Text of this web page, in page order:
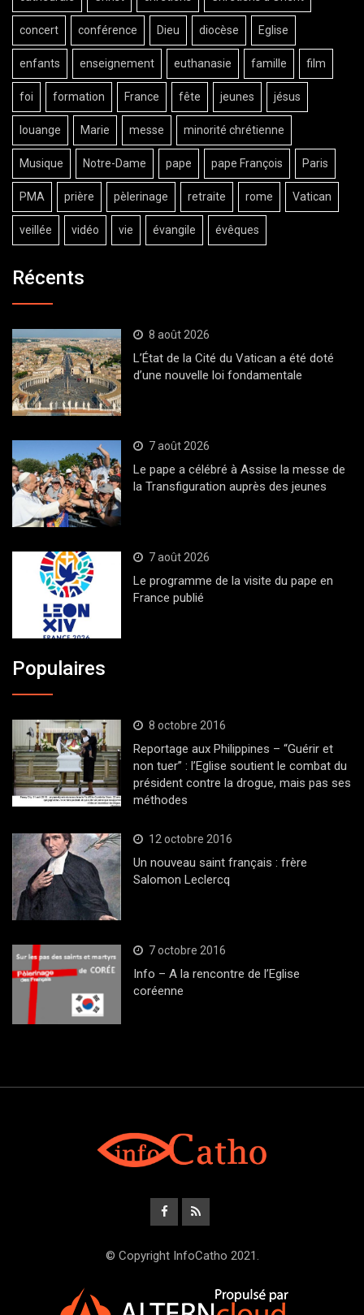
concert conférence Dieu diocèse Eglise
enfants enseignement euthanasie famille film
foi formation France fête jeunes jésus
louange Marie messe minorité chrétienne
Musique Notre-Dame pape pape François Paris
PMA prière pèlerinage retraite rome Vatican
veillée vidéo vie évangile évêques
Récents
8 août 2026
L’État de la Cité du Vatican a été doté
d’une nouvelle loi fondamentale
7 août 2026
Le pape a célébré à Assise la messe de
la Transfiguration auprès des jeunes
7 août 2026
Le programme de la visite du pape en
France publié
Populaires
8 octobre 2016
Reportage aux Philippines – “Guérir et
non tuer” : l’Eglise soutient le combat du
président contre la drogue, mais pas ses
méthodes
12 octobre 2016
Un nouveau saint français : frère
Salomon Leclercq
7 octobre 2016
Info – A la rencontre de l’Eglise
coréenne
© Copyright InfoCatho 2021.